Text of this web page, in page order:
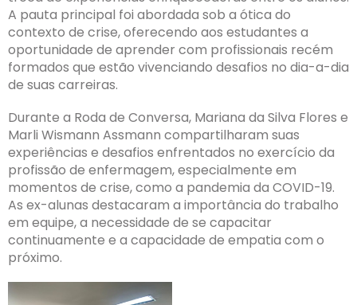
A pauta principal foi abordada sob a ótica do
contexto de crise, oferecendo aos estudantes a
oportunidade de aprender com profissionais recém
formados que estão vivenciando desafios no dia-a-dia
de suas carreiras.
Durante a Roda de Conversa, Mariana da Silva Flores e
Marli Wismann Assmann compartilharam suas
experiências e desafios enfrentados no exercício da
profissão de enfermagem, especialmente em
momentos de crise, como a pandemia da COVID-19.
As ex-alunas destacaram a importância do trabalho
em equipe, a necessidade de se capacitar
continuamente e a capacidade de empatia com o
próximo.